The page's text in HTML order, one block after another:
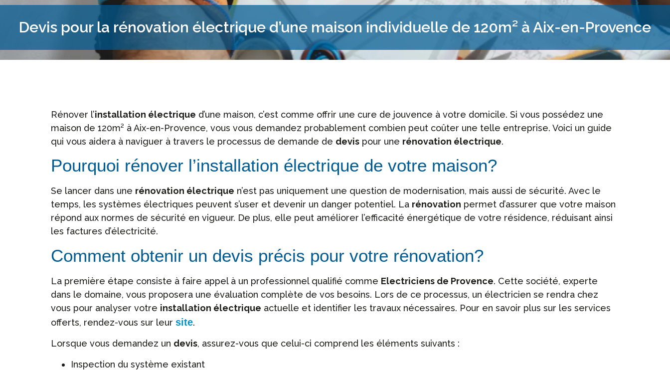
Devis pour la rénovation électrique d’une maison individuelle de 120m² à Aix-en-Provence
Rénover l’installation électrique d’une maison, c’est comme offrir une cure de jouvence à votre domicile. Si vous possédez une
maison de 120m² à Aix-en-Provence, vous vous demandez probablement combien peut coûter une telle entreprise. Voici un guide
qui vous aidera à naviguer à travers le processus de demande de devis pour une rénovation électrique.
Pourquoi rénover l’installation électrique de votre maison?
Se lancer dans une rénovation électrique n’est pas uniquement une question de modernisation, mais aussi de sécurité. Avec le
temps, les systèmes électriques peuvent s’user et devenir un danger potentiel. La rénovation permet d’assurer que votre maison
répond aux normes de sécurité en vigueur. De plus, elle peut améliorer l’efficacité énergétique de votre résidence, réduisant ainsi
les factures d’électricité.
Comment obtenir un devis précis pour votre rénovation?
La première étape consiste à faire appel à un professionnel qualifié comme Electriciens de Provence. Cette société, experte
dans le domaine, vous proposera une évaluation complète de vos besoins. Lors de ce processus, un électricien se rendra chez
vous pour analyser votre installation électrique actuelle et identifier les travaux nécessaires. Pour en savoir plus sur les services
offerts, rendez-vous sur leur site.
Lorsque vous demandez un devis, assurez-vous que celui-ci comprend les éléments suivants :
Inspection du système existant